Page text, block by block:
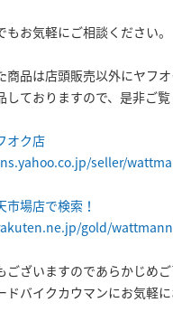
もお気軽にご相談ください。
商品は店頭販売以外にヤフ
ておりますので、是非ご覧
オク店
seller/
市場店で検索！
gold/
ございますのであらかじめご
ドバイクカウマンにお気軽に